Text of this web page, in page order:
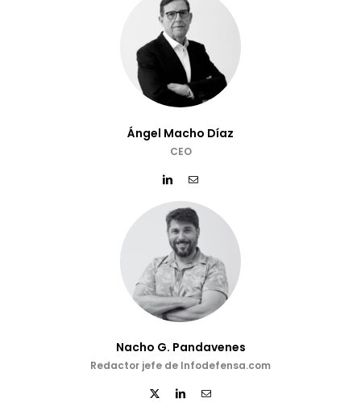
Ángel Macho Díaz
CEO
Nacho G. Pandavenes
Redactor jefe de Infodefensa.com